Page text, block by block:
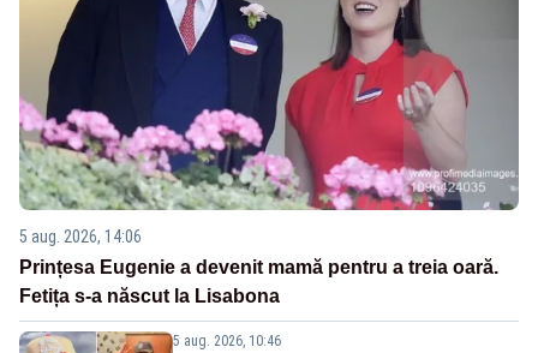
5 aug. 2026, 14:06
Prințesa Eugenie a devenit mamă pentru a treia oară.
Fetița s-a născut la Lisabona
5 aug. 2026, 10:46